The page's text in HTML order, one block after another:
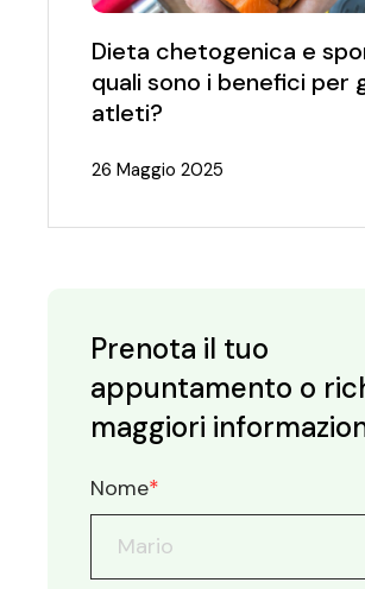
Dieta chetogenica e
quali sono i benefici per
atleti?
26 Maggio 2025
Prenota il tuo
appuntamento o
maggiori
Nome*